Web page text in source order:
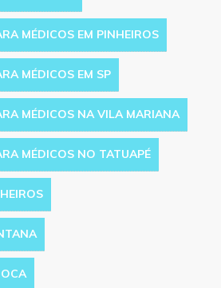
MÉDICOS EM PINHEIROS
MÉDICOS EM SP
MÉDICOS NA VILA MARIANA
MÉDICOS NO TATUAPÉ